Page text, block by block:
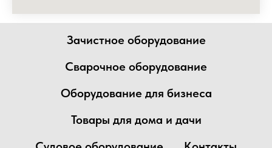
Зачистное оборудование
Сварочное оборудование
Оборудование для бизнеса
Товары для дома и дачи